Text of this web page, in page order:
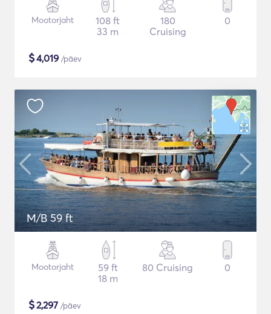
Mootorjaht
108 ft
33 m
180
Cruising
0
$4,019 /päev
M/B 59 ft
Mootorjaht
59 ft
18 m
80 Cruising 0
$2,297 /päev